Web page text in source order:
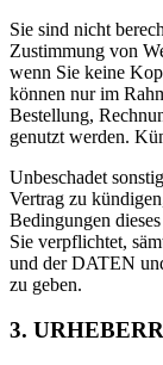
Sie sind nicht
Zustimmung von
wenn Sie keine
können nur im
Bestellung,
genutzt werden.
Unbeschadet
Vertrag zu
Bedingungen
Sie verpflichtet,
und der DATEN
zu geben.
3.